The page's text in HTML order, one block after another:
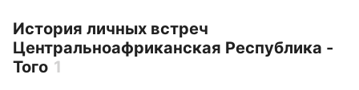
История личных встреч
Центральноафриканская Республика -
Того 1